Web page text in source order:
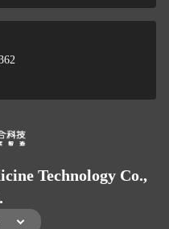
Technology Co.,